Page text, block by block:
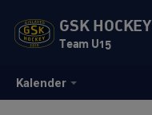
Kalender
GSK HOCKEY
Team U15